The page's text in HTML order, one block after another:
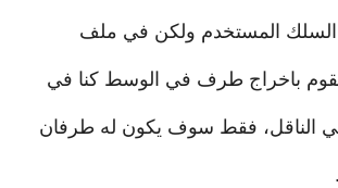
المستخدم ولكن في ملف
باخراج طرف في الوسط كنا في
الناقل، فقط سوف يكون له طرفان